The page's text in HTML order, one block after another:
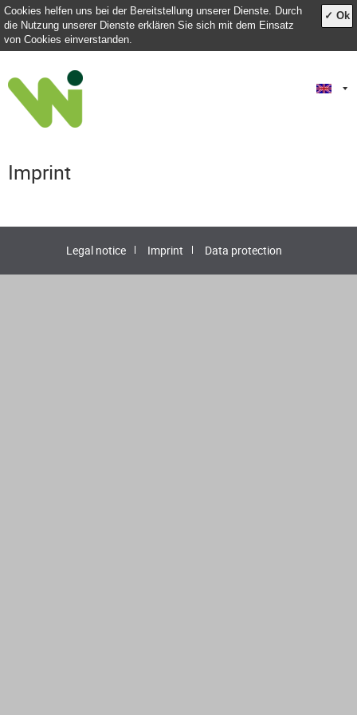
Cookies helfen uns bei der Bereitstellung unserer Dienste. Durch
die Nutzung unserer Dienste erklären Sie sich mit dem Einsatz
von Cookies einverstanden.
✓ Ok
Imprint
Legal notice Imprint Data protection